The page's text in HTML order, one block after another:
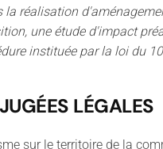
la réalisation
une étude d'impact
instituée par la loi du
LÉGALES
sur le territoire de la